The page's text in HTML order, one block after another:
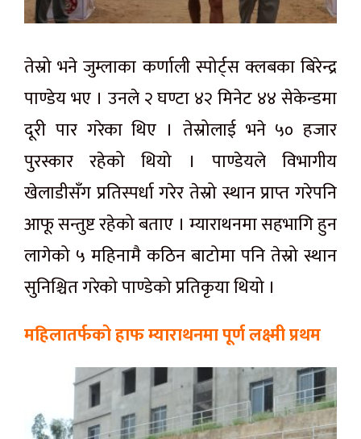
तेस्रो भने जुम्लाका कर्णालीस्पोर्ट्सक्लबकाबिरेन्द्र
पाण्डेय भए । उनले २ घण्टा ४२ मिनेट ४४सेकेन्डमा
दूरी पार गरेका थिए । तेस्रोलाई भने ५० हजार
पुरस्कार रहेको थियो । पाण्डेयले विभागीय
खेलाडीसँगप्रतिस्पर्धा गरेर तेस्रो स्थान प्राप्त गरेपनि
आफू सन्तुष्ट रहेको बताए । म्याराथनमा सहभागि हुन
लागेको ५ महिनामै कठिन बाटोमा पनि तेस्रो स्थान
सुनिश्चित गरेको पाण्डेको प्रतिकृया थियो ।
महिलातर्फको हाफ म्याराथनमा पूर्ण लक्ष्मी प्रथम